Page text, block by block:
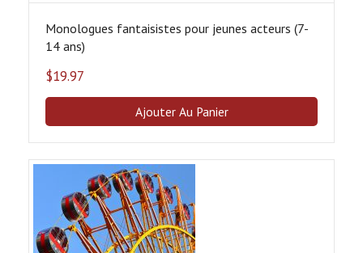
Monologues fantaisistes pour jeunes acteurs (7-
14 ans)
$19.97
Ajouter Au Panier